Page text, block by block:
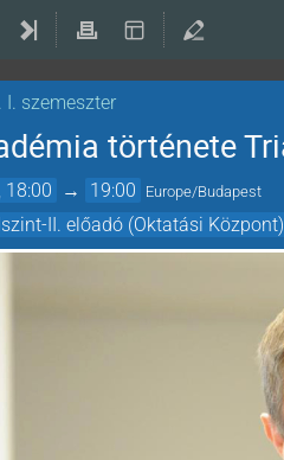
szemeszter
története
18:00 → 19:00 Europe/Budapest
II. előadó (Oktatási Központ)